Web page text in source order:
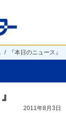
『本日のニュース』
2011年8月3日